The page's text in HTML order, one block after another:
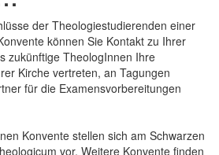
der Theologiestudierenden einer
können Sie Kontakt zu Ihrer
zukünftige TheologInnen Ihre
Kirche vertreten, an Tagungen
für die Examensvorbereitungen
Konvente stellen sich am Schwarzen
vor. Weitere Konvente finden